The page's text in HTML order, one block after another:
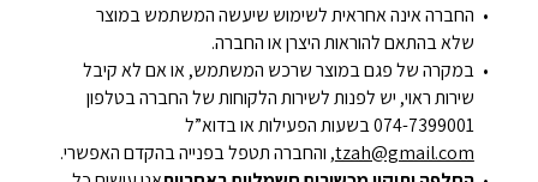
החברה אינה אחראית לשימוש שיעשה המשתמש במוצר
שלא בהתאם להוראות היצרן או החברה.
במקרה של פגם במוצר שרכש המשתמש, או אם לא קיבל
שירות ראוי, יש לפנות לשירות הלקוחות של החברה בטלפון
074-7399001 בשעות הפעילות או בדוא”ל
tzah@gmail.com, והחברה תטפל בפנייה בהקדם האפשרי.